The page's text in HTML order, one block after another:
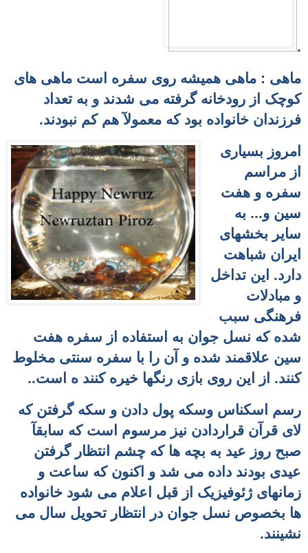
.
ماهی : ماهی همیشه روی سفره است ماهی های
کوچک از رودخانه گرفته می شدند و به تعداد
فرزندان خانواده بود که معمولآ هم کم نبودند.
امروز بسیاری
از مراسم
سفره و هفت
سین و... به
سایر بخشهای
ایران شباهت
دارد. این تداخل
و مبادلات
فرهنگی سبب
شده که نسل جوان به استفاده از سفره هفت
سین علاقمند شده و آن را با سفره سنتی مخلوط
کنند. از این روی بازی رنگها خیره کنند ه است..
رسم اسکناس وسکه پول دادن و سکه گرفتن که
لای قرآن قراردادن نیز مرسوم است که سابقآ
صبح روز عید به بچه ها که چشم انتظار گرفتن
عیدی بودند داده می شد و اکنون که ساعت و
زمانهای ژئوفیزیک از قبل اعلام می شود خانواده
ها بخصوص نسل جوان در انتظار تحویل سال می
نشینند.